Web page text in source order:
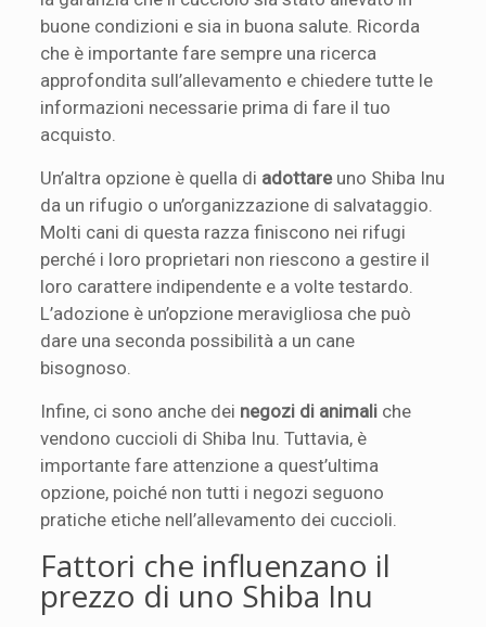
buone condizioni e sia in buona salute. Ricorda
che è importante fare sempre una ricerca
approfondita sull’allevamento e chiedere tutte le
informazioni necessarie prima di fare il tuo
acquisto.
Un’altra opzione è quella di adottareuno Shiba Inu
da un rifugio o un’organizzazione di salvataggio.
Molti cani di questa razza finiscono nei rifugi
perché i loro proprietari non riescono a gestire il
loro carattere indipendente e a volte testardo.
L’adozione è un’opzione meravigliosa che può
dare una seconda possibilità a un cane
bisognoso.
Infine, ci sono anche dei negozi di animali che
vendono cuccioli di Shiba Inu. Tuttavia, è
importante fare attenzione a quest’ultima
opzione, poiché non tutti i negozi seguono
pratiche etiche nell’allevamento dei cuccioli.
Fattori che influenzano il
prezzo di uno Shiba Inu